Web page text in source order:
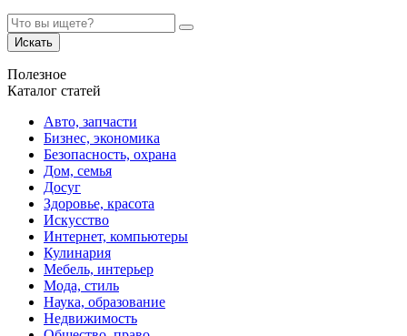
Искать
Полезное
Каталог статей
Авто, запчасти
Бизнес, экономика
Безопасность, охрана
Дом, семья
Досуг
Здоровье, красота
Искусство
Интернет, компьютеры
Кулинария
Мебель, интерьер
Мода, стиль
Наука, образование
Недвижимость